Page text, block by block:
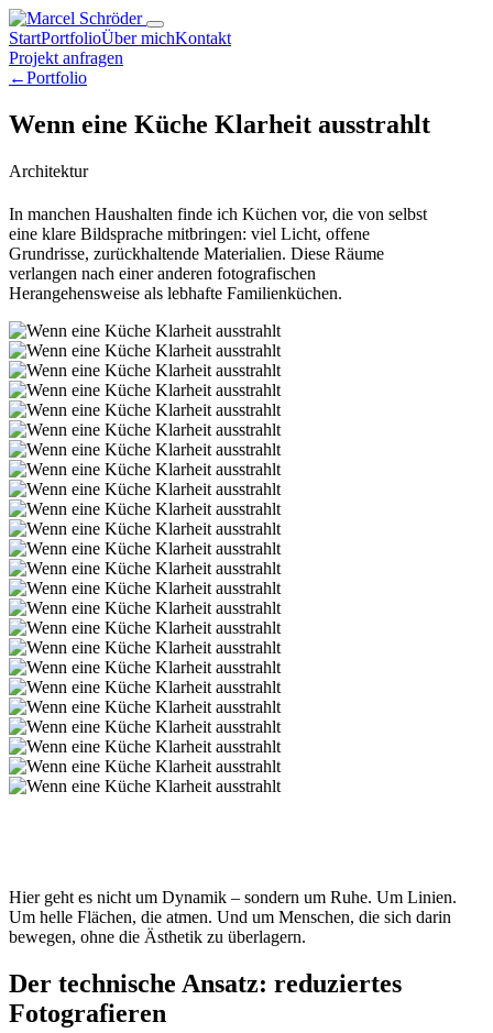
StartPortfolioÜber michKontakt
Projekt anfragen
←Portfolio
Wenn eine Küche Klarheit ausstrahlt
Architektur
In manchen Haushalten finde ich Küchen vor, die von selbst
eine klare Bildsprache mitbringen: viel Licht, offene
Grundrisse, zurückhaltende Materialien. Diese Räume
verlangen nach einer anderen fotografischen
Herangehensweise als lebhafte Familienküchen.
Hier geht es nicht um Dynamik – sondern um Ruhe. Um Linien.
Um helle Flächen, die atmen. Und um Menschen, die sich darin
bewegen, ohne die Ästhetik zu überlagern.
Der technische Ansatz: reduziertes
Fotografieren